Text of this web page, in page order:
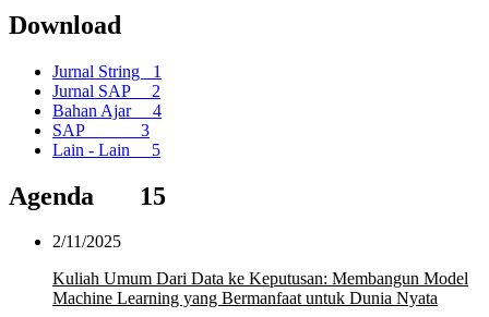
Download
Jurnal String 1
Jurnal SAP 2
Bahan Ajar 4
SAP 3
Lain - Lain 5
Agenda 15
2/11/2025
Kuliah Umum Dari Data ke Keputusan: Membangun Model
Machine Learning yang Bermanfaat untuk Dunia Nyata